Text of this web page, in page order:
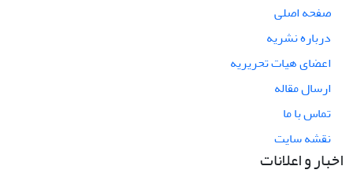
صفحه اصلی
درباره نشریه
اعضای هیات تحریریه
ارسال مقاله
تماس با ما
نقشه سایت
اخبار و اعلانات